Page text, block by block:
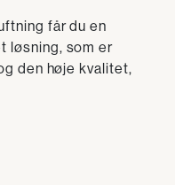
får du en
løsning, som er
den høje kvalitet,